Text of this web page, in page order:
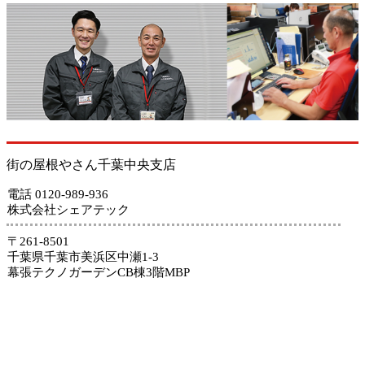
街の屋根やさん千葉中央支店
電話 0120-989-936
株式会社シェアテック
〒261-8501
千葉県千葉市美浜区中瀬1-3
幕張テクノガーデンCB棟3階MBP